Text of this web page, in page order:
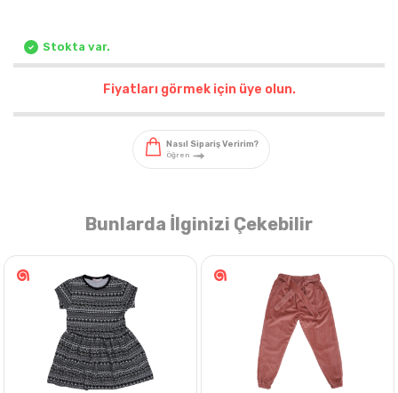
Stokta var.
Fiyatları görmek için üye olun.
Nasıl Sipariş Veririm?
Bunlarda İlginizi Çekebilir